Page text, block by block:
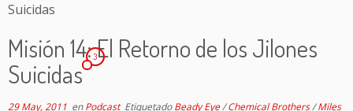
Suicidas
Misión 14: El Retorno de los Jilones
Suicidas
3
29 May, 2011 enPodcast EtiquetadoBeady Eye/Chemical Brothers/Miles